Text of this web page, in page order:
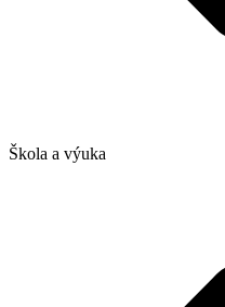
Škola a výuka